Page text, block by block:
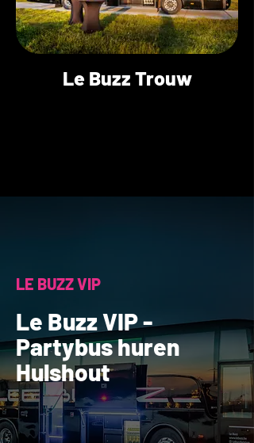
Le Buzz Trouw
LE BUZZ VIP
Le Buzz VIP -
Partybus huren
Hulshout